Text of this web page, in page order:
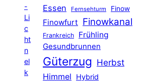
-
Li
c
ht
n
el
k
Essen Fernsehturm Finow
Finowfurt Finowkanal
Frankreich Frühling
Gesundbrunnen
Güterzug Herbst
Himmel
Hybrid